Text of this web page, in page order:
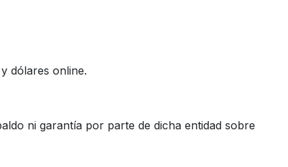
dólares online.
ni garantía por parte de dicha entidad sobre